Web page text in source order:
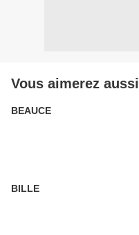
Vous aimerez aussi
BEAUCE
BILLE